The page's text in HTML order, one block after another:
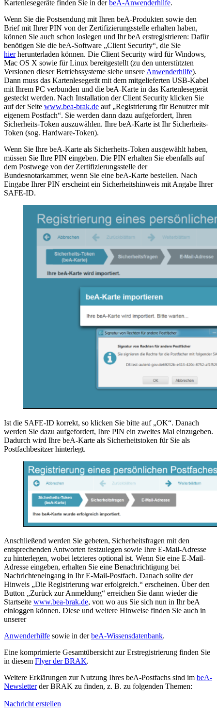
Kartenlesegeräte finden Sie in derbeA-Anwenderhilfe.
Wenn Sie die Postsendung mit Ihren beA-Produkten sowie den
Brief mit Ihrer PIN von der Zertifizierungsstelle erhalten haben,
können Sie auch schon loslegen und Ihr beA erstregistrieren: Dafür
benötigen Sie die beA-Software „Client Security“, die Sie
hierherunterladen können. Die Client Security wird für Windows,
Mac OS X sowie für Linux bereitgestellt (zu den unterstützten
Versionen dieser Betriebssysteme siehe unsere Anwenderhilfe).
Dann muss das Kartenlesegerät mit dem mitgelieferten USB-Kabel
mit Ihrem PC verbunden und die beA-Karte in das Kartenlesegerät
gesteckt werden. Nach Installation der Client Security klicken Sie
auf der Seite www.bea-brak.de auf „Registrierung für Benutzer mit
eigenem Postfach“. Sie werden dann dazu aufgefordert, Ihren
Sicherheits-Token auszuwählen. Ihre beA-Karte ist Ihr Sicherheits-
Token (sog. Hardware-Token).
Wenn Sie Ihre beA-Karte als Sicherheits-Token ausgewählt haben,
müssen Sie Ihre PIN eingeben. Die PIN erhalten Sie ebenfalls auf
dem Postwege von der Zertifizierungsstelle der
Bundesnotarkammer, wenn Sie eine beA-Karte bestellen. Nach
Eingabe Ihrer PIN erscheint ein Sicherheitshinweis mit Angabe Ihrer
SAFE-ID.
Ist die SAFE-ID korrekt, so klicken Sie bitte auf „OK“. Danach
werden Sie dazu aufgefordert, Ihre PIN ein zweites Mal einzugeben.
Dadurch wird Ihre beA-Karte als Sicherheitstoken für Sie als
Postfachbesitzer hinterlegt.
Anschließend werden Sie gebeten, Sicherheitsfragen mit den
entsprechenden Antworten festzulegen sowie Ihre E-Mail-Adresse
zu hinterlegen, wobei letzteres optional ist. Wenn Sie eine E-Mail-
Adresse eingeben, erhalten Sie eine Benachrichtigung bei
Nachrichteneingang in Ihr E-Mail-Postfach. Danach sollte der
Hinweis „Die Registrierung war erfolgreich.“ erscheinen. Über den
Button „Zurück zur Anmeldung“ erreichen Sie dann wieder die
Startseite www.bea-brak.de, von wo aus Sie sich nun in Ihr beA
einloggen können. Diese und weitere Hinweise finden Sie auch in
unserer
Anwenderhilfe sowie in derbeA-Wissensdatenbank.
Eine komprimierte Gesamtübersicht zur Erstregistrierung finden Sie
in diesem Flyer der BRAK.
Weitere Erklärungen zur Nutzung Ihres beA-Postfachs sind im beA-
Newsletterder BRAK zu finden, z. B. zu folgenden Themen:
Nachricht erstellen